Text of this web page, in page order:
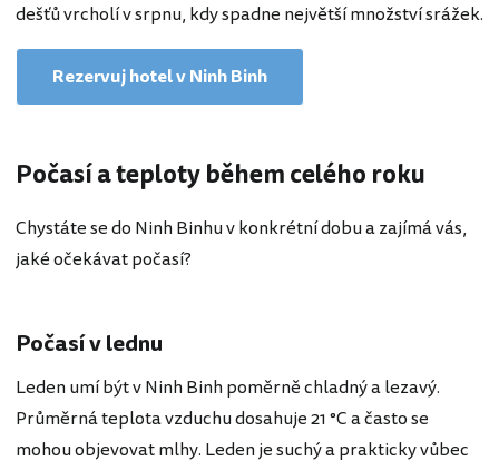
dešťů vrcholí v srpnu, kdy spadne největší množství srážek.
Rezervuj hotel v Ninh Binh
Počasí a teploty během celého roku
Chystáte se do Ninh Binhu v konkrétní dobu a zajímá vás,
jaké očekávat počasí?
Počasí v lednu
Leden umí být v Ninh Binh poměrně chladný a lezavý.
Průměrná teplota vzduchu dosahuje 21 °C a často se
mohou objevovat mlhy. Leden je suchý a prakticky vůbec